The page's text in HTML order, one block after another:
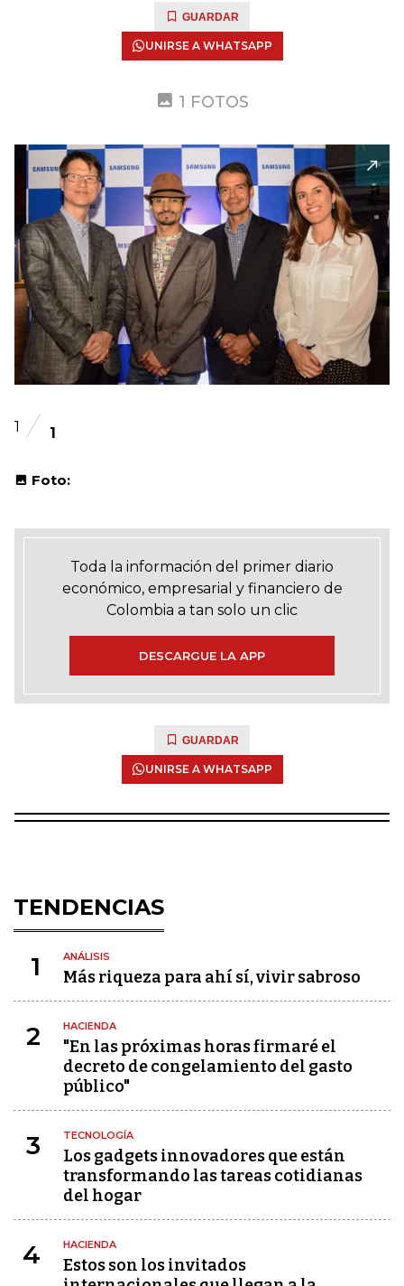
GUARDAR
UNIRSE A WHATSAPP
1 FOTOS
1 1
Foto:
Toda la información del primer diario
económico, empresarial y financiero de
Colombia a tan solo un clic
DESCARGUE LA APP
GUARDAR
UNIRSE A WHATSAPP
TENDENCIAS
1 ANÁLISIS
Más riqueza para ahí sí, vivir sabroso
2 HACIENDA
"En las próximas horas firmaré el
decreto de congelamiento del gasto
público"
3 TECNOLOGÍA
Los gadgets innovadores que están
transformando las tareas cotidianas
del hogar
4 HACIENDA
Estos son los invitados